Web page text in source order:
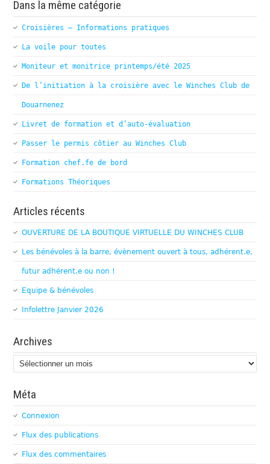
Dans la même catégorie
Croisières – Informations pratiques
La voile pour toutes
Moniteur et monitrice printemps/été 2025
De l’initiation à la croisière avec le Winches Club de
Douarnenez
Livret de formation et d’auto-évaluation
Passer le permis côtier au Winches Club
Formation chef.fe de bord
Formations Théoriques
Articles récents
OUVERTURE DE LA BOUTIQUE VIRTUELLE DU WINCHES CLUB
Les bénévoles à la barre, évènement ouvert à tous, adhérent.e,
futur adhérent.e ou non !
Equipe & bénévoles
Infolettre Janvier 2026
Archives
Archives
Méta
Connexion
Flux des publications
Flux des commentaires